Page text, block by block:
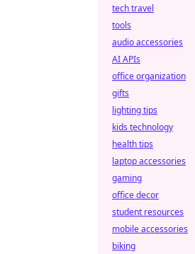
tech travel
tools
audio accessories
AI APIs
office organization
gifts
lighting tips
kids technology
health tips
laptop accessories
gaming
office decor
student resources
mobile accessories
biking